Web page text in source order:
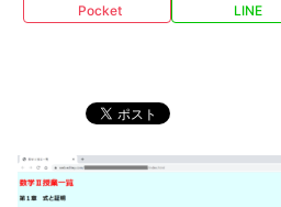
Pocket LINE